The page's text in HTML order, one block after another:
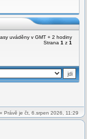
uváděny v GMT + 2 hodiny
Strana 1 z 1
Právě je čt, 6.srpen 2026, 11:29